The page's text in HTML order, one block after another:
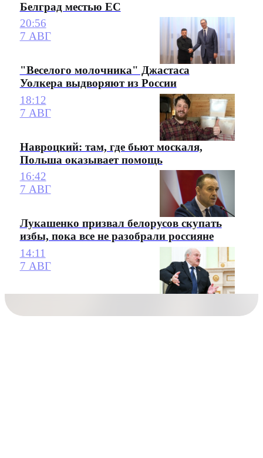
Белград местью ЕС
20:56
7 АВГ
"Веселого молочника" Джастаса
Уолкера выдворяют из России
18:12
7 АВГ
Навроцкий: там, где бьют москаля,
Польша оказывает помощь
16:42
7 АВГ
Лукашенко призвал белорусов скупать
избы, пока все не разобрали россияне
14:11
7 АВГ